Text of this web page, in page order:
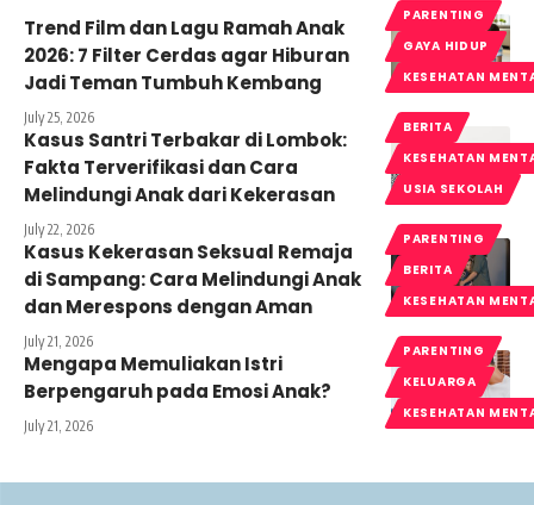
PARENTING
GAYA HIDUP
KESEHATAN
Trend Film dan Lagu Ramah Anak
2026: 7 Filter Cerdas agar Hiburan
Jadi Teman Tumbuh Kembang
July 25, 2026
BERITA
KESEHATAN
USIA SEKOLAH
Kasus Santri Terbakar di Lombok:
Fakta Terverifikasi dan Cara
Melindungi Anak dari Kekerasan
July 22, 2026
PARENTING
BERITA
KESEHATAN
Kasus Kekerasan Seksual Remaja
di Sampang: Cara Melindungi Anak
dan Merespons dengan Aman
July 21, 2026
PARENTING
KELUARGA
KESEHATAN
Mengapa Memuliakan Istri
Berpengaruh pada Emosi Anak?
July 21, 2026